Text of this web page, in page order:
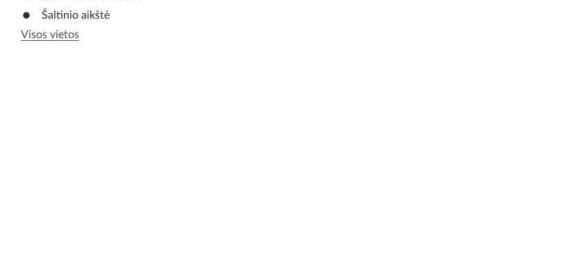
Šaltinio aikštė
Visos vietos